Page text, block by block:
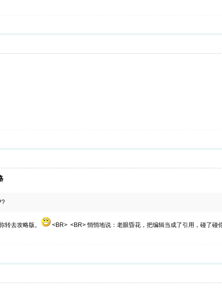
转去攻略版。 <BR> <BR> 悄悄地说：老眼昏花，把编辑当成了引用，碰了